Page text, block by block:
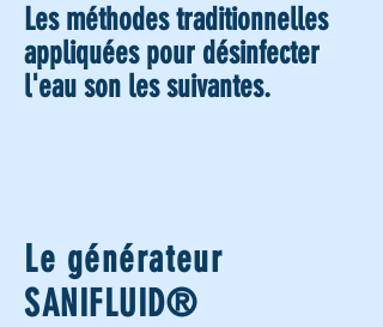
Les méthodes traditionnelles
appliquées pour désinfecter
l'eau son lessuivantes.
Le générateur
SANIFLUID®